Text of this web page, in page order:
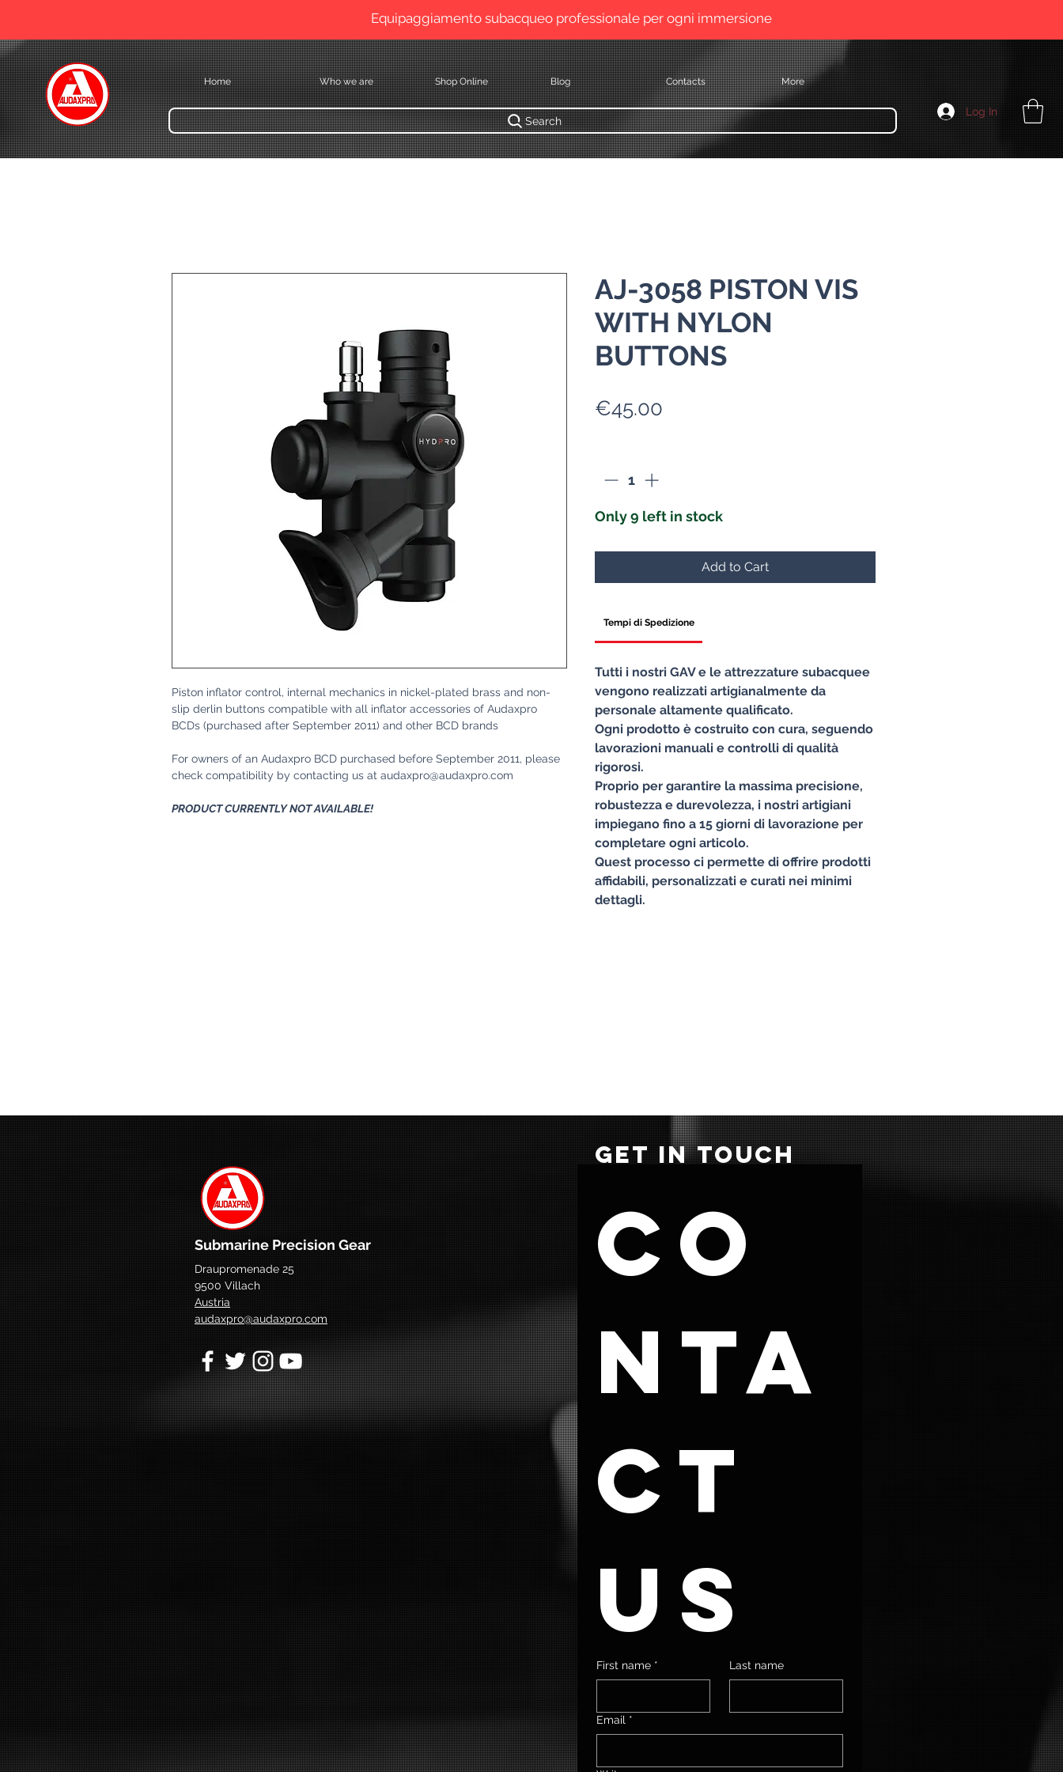
Equipaggiamento subacqueo professionale per ogni immersione
Home Who we are Shop Online Blog Contacts More
Search
Log In
Piston inflator control, internal mechanics in nickel-plated brass and non-
slip derlin buttons compatible with all inflator accessories of Audaxpro
BCDs (purchased after September 2011) and other BCD brands
For owners of an Audaxpro BCD purchased before September 2011, please
check compatibility by contacting us at audaxpro@audaxpro.com
PRODUCT CURRENTLY NOT AVAILABLE!
AJ-3058 PISTON VIS
WITH NYLON
BUTTONS
€45.00
Only 9 left in stock
Add to Cart
Tempi di Spedizione
Tutti i nostri GAV e le attrezzature subacquee
vengono realizzati artigianalmente da
personale altamente qualificato.
Ogni prodotto è costruito con cura, seguendo
lavorazioni manuali e controlli di qualità
rigorosi.
Proprio per garantire la massima precisione,
robustezza e durevolezza, i nostri artigiani
impiegano fino a 15 giorni di lavorazione per
completare ogni articolo.
Quest processo ci permette di offrire prodotti
affidabili, personalizzati e curati nei minimi
dettagli.
Submarine Precision Gear
Draupromenade 25
9500 Villach
Austria
audaxpro@audaxpro.com
GET IN TOUCH
Co
nta
ct
us
First name * Last name
Email *